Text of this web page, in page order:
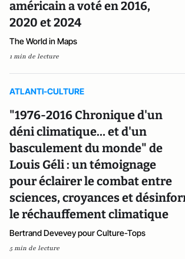
américain a voté en 2016,
2020 et 2024
The World in Maps
1 min de lecture
ATLANTI-CULTURE
"1976-2016 Chronique d'un
déni climatique… et d'un
basculement du monde" de
Louis Géli : un témoignage
pour éclairer le combat entre
sciences, croyances et
le réchauffement climatique
Bertrand Devevey pour Culture-Tops
5 min de lecture